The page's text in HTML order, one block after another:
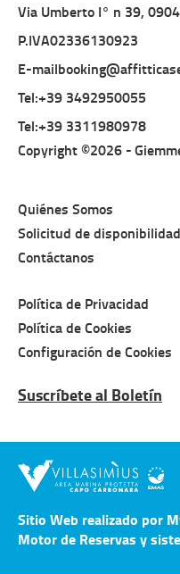
Via Umberto I° n 39,
P.IVA02336130923
E-
Tel:+39 3492950055
Tel:+39 3311980978
Copyright ©2026 -
Quiénes Somos
Solicitud de disponibilidad
Contáctanos
Política de Privacidad
Política de Cookies
Configuración de Cookies
Suscríbete al Boletín
Sitio Web realizado por
Motor de Reservas y